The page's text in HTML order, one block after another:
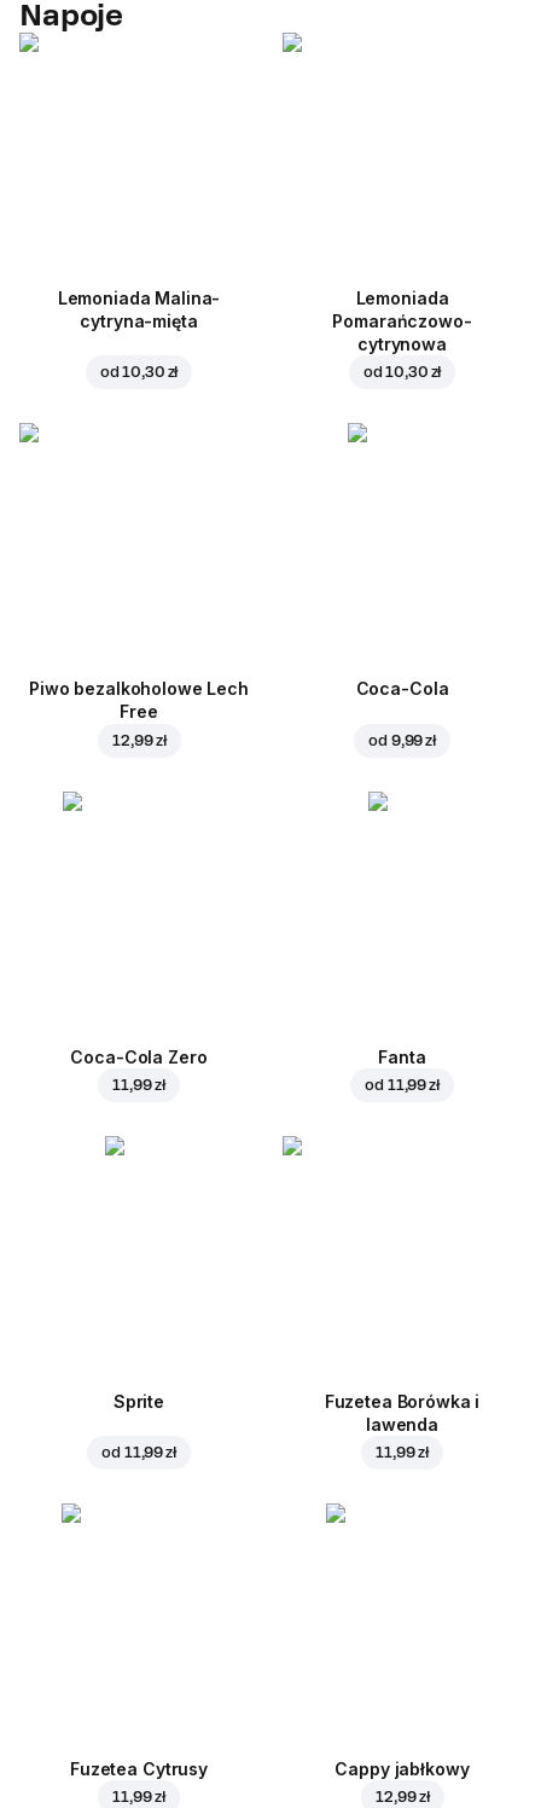
Napoje
Lemoniada Malina-
cytryna-mięta
od10,30 zł
Lemoniada
Pomarańczowo-
cytrynowa
od10,30 zł
Piwo bezalkoholowe Lech
Free
12,99 zł
Coca-Cola
od 9,99 zł
Coca-Cola Zero
11,99 zł
Fanta
od 11,99 zł
Sprite
od 11,99 zł
Fuzetea Borówka i
lawenda
11,99 zł
Fuzetea Cytrusy
11,99 zł
Cappy jabłkowy
12,99 zł